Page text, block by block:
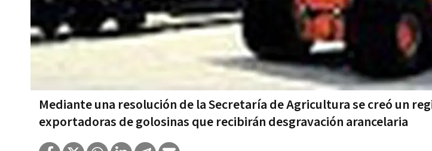
Mediante una resolución de la Secretarí­a de Agricultura se creó un
exportadoras de golosinas que recibirán desgravación arancelaria